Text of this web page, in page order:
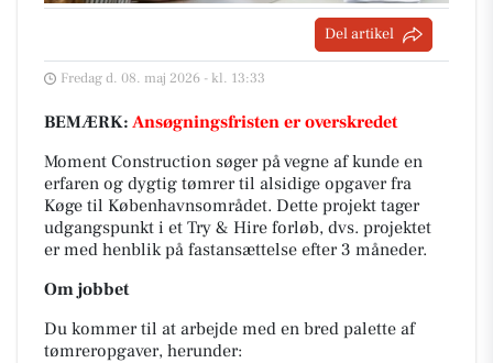
Del artikel
Fredag d. 08. maj 2026 - kl. 13:33
BEMÆRK: Ansøgningsfristen er overskredet
Moment Construction søger på vegne af kunde en
erfaren og dygtig tømrer til alsidige opgaver fra
Køge til Københavnsområdet. Dette projekt tager
udgangspunkt i et Try & Hire forløb, dvs. projektet
er med henblik på fastansættelse efter 3 måneder.
Om jobbet
Du kommer til at arbejde med en bred palette af
tømreropgaver, herunder: